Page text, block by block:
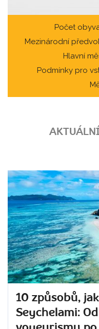
Počet
Mezinárodní
Hlavní
Podmínky pro
10 způsobů,
Seychelami: